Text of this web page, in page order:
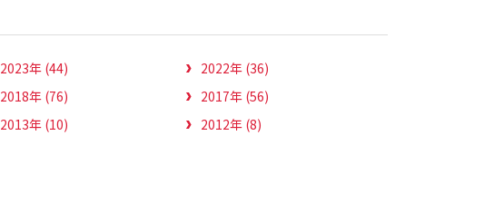
2023年 (44)
2022年 (36)
2018年 (76)
2017年 (56)
2013年 (10) 2012年 (8)